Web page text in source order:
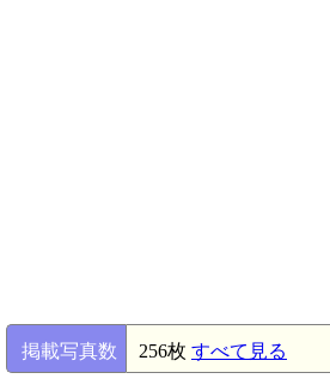
掲載写真数 256枚 すべて見る